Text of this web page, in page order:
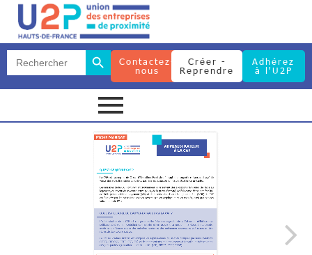
Search
for:
Search Button
Contactez-
nous
Créer -
Reprendre
Adhérez
à l'U2P
Search Search Button